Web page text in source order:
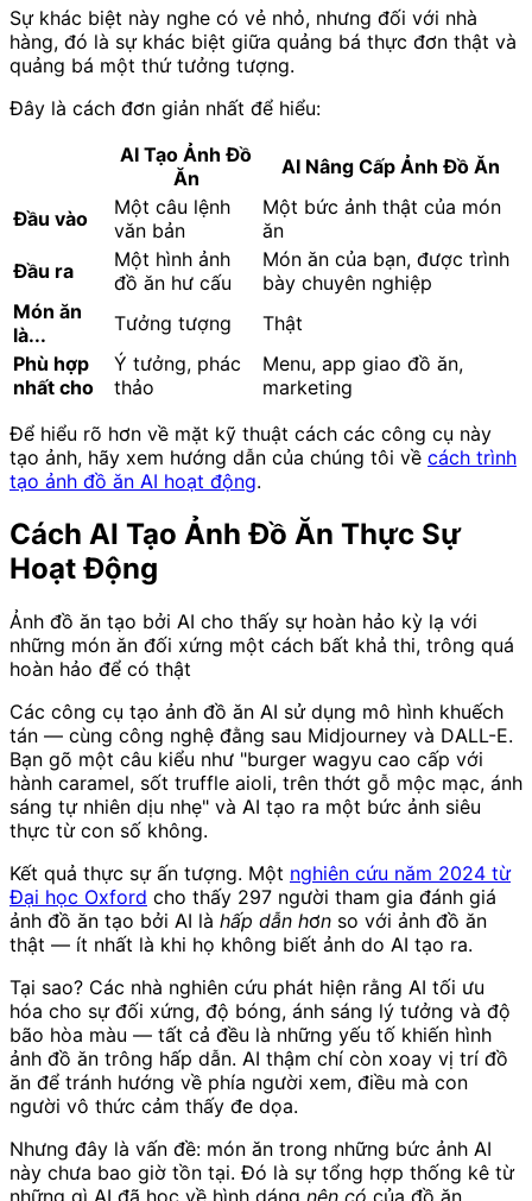
Sự khác biệt này nghe có vẻ nhỏ, nhưng đối với nhà
hàng, đó là sự khác biệt giữa quảng bá thực đơn thật và
quảng bá một thứ tưởng tượng.
Đây là cách đơn giản nhất để hiểu:
AI Tạo Ảnh Đồ
Ăn
AI Nâng Cấp Ảnh Đồ Ăn
Đầu vào
Một câu lệnh
văn bản
Một bức ảnh thật của món
ăn
Đầu ra
Một hình ảnh
đồ ăn hư cấu
Món ăn của bạn, được trình
bày chuyên nghiệp
Món ăn
là...
Tưởng tượng
Thật
Phù hợp
nhất cho
Ý tưởng, phác
thảo
Menu, app giao đồ ăn,
marketing
Để hiểu rõ hơn về mặt kỹ thuật cách các công cụ này
tạo ảnh, hãy xem hướng dẫn của chúng tôi về cách trình
tạo ảnh đồ ăn AI hoạt động.
Cách AI Tạo Ảnh Đồ Ăn Thực Sự
Hoạt Động
Ảnh đồ ăn tạo bởi AI cho thấy sự hoàn hảo kỳ lạ với
những món ăn đối xứng một cách bất khả thi, trông quá
hoàn hảo để có thật
Các công cụ tạo ảnh đồ ăn AI sử dụng mô hình khuếch
tán — cùng công nghệ đằng sau Midjourney và DALL-E.
Bạn gõ một câu kiểu như "burger wagyu cao cấp với
hành caramel, sốt truffle aioli, trên thớt gỗ mộc mạc, ánh
sáng tự nhiên dịu nhẹ" và AI tạo ra một bức ảnh siêu
thực từ con số không.
Kết quả thực sự ấn tượng. Một nghiên cứu năm 2024 từ
Đại học Oxford cho thấy 297 người tham gia đánh giá
ảnh đồ ăn tạo bởi AI là hấp dẫn hơn so với ảnh đồ ăn
thật — ít nhất là khi họ không biết ảnh do AI tạo ra.
Tại sao? Các nhà nghiên cứu phát hiện rằng AI tối ưu
hóa cho sự đối xứng, độ bóng, ánh sáng lý tưởng và độ
bão hòa màu — tất cả đều là những yếu tố khiến hình
ảnh đồ ăn trông hấp dẫn. AI thậm chí còn xoay vị trí đồ
ăn để tránh hướng về phía người xem, điều mà con
người vô thức cảm thấy đe dọa.
Nhưng đây là vấn đề: món ăn trong những bức ảnh AI
này chưa bao giờ tồn tại. Đó là sự tổng hợp thống kê từ